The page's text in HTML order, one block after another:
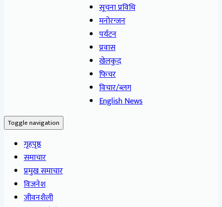
सूचना प्रविधि
मनोरन्जन
पर्यटन
प्रवास
खेलकुद
फिचर
विचार/ब्लग
English News
Toggle navigation
गृहपृष्ठ
समाचार
प्रमुख समाचार
विजनेश
जीवनशैली